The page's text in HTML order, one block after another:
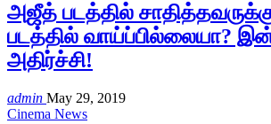
அஜீத் படத்தில்
படத்தில் வாய்ப்பில்லையா?
அதிர்ச்சி!
admin May 29, 2019
Cinema News